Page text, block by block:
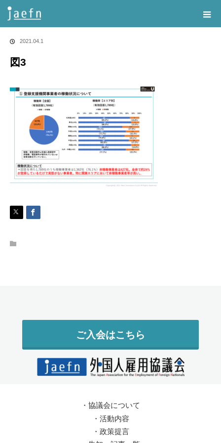
告知・記事一覧
2021.04.1
図3
ご入会はこちら
・ 協議会について
・ 活動内容
・ 政策提言